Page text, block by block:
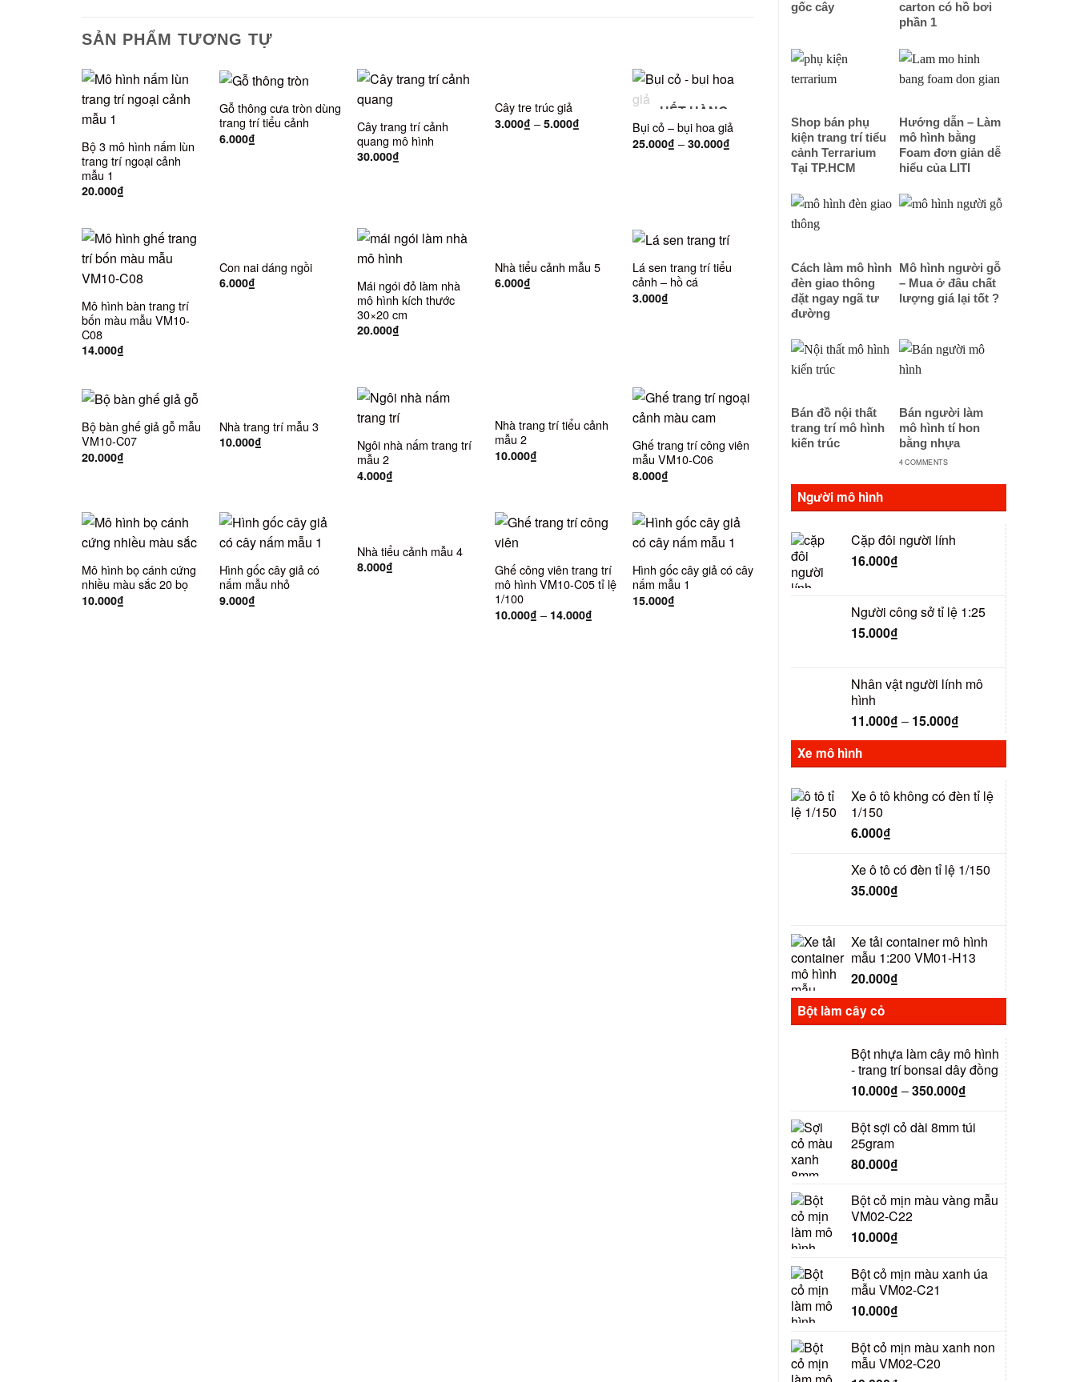
SẢN PHẨM TƯƠNG TỰ
Bộ 3 mô hình nấm lùn
trang trí ngoại cảnh
mẫu 1
20.000₫
Gỗ thông cưa tròn dùng
trang trí tiểu cảnh
6.000₫
Cây trang trí cảnh
quang mô hình
30.000₫
Cây tre trúc giả
3.000₫ – 5.000₫
HẾT HÀNG
Bụi cỏ – bụi hoa giả
25.000₫ – 30.000₫
Mô hình bàn trang trí
bốn màu mẫu VM10-
C08
14.000₫
Con nai dáng ngồi
6.000₫
Mái ngói đỏ làm nhà
mô hình kích thước
30×20 cm
20.000₫
Nhà tiểu cảnh mẫu 5
6.000₫
Lá sen trang trí tiểu
cảnh – hồ cá
3.000₫
Bộ bàn ghế giả gỗ mẫu
VM10-C07
20.000₫
Nhà trang trí mẫu 3
10.000₫
Ngôi nhà nấm trang trí
mẫu 2
4.000₫
Nhà trang trí tiểu cảnh
mẫu 2
10.000₫
Ghế trang trí công viên
mẫu VM10-C06
8.000₫
Mô hình bọ cánh cứng
nhiều màu sắc 20 bọ
10.000₫
Hình gốc cây giả có
nấm mẫu nhỏ
9.000₫
Nhà tiểu cảnh mẫu 4
8.000₫
Ghế công viên trang trí
mô hình VM10-C05 tỉ lệ
1/100
10.000₫ – 14.000₫
Hình gốc cây giả có cây
nấm mẫu 1
15.000₫
gốc cây
carton có hồ bơi
phần 1
Shop bán phụ
kiện trang trí tiểu
cảnh Terrarium
Tại TP.HCM
Hướng dẫn – Làm
mô hình bằng
Foam đơn giản dễ
hiểu của LITI
Cách làm mô hình
đèn giao thông
đặt ngay ngã tư
đường
Mô hình người gỗ
– Mua ở đâu chất
lượng giá lại tốt ?
Bán đồ nội thất
trang trí mô hình
kiến trúc
Bán người làm
mô hình tí hon
bằng nhựa
4 COMMENTS
Người mô hình
Cặp đôi người lính
16.000₫
Người công sở tỉ lệ 1:25
15.000₫
Nhân vật người lính mô
hình
11.000₫ – 15.000₫
Xe mô hình
Xe ô tô không có đèn tỉ lệ
1/150
6.000₫
Xe ô tô có đèn tỉ lệ 1/150
35.000₫
Xe tải container mô hình
mẫu 1:200 VM01-H13
20.000₫
Bột làm cây cỏ
Bột nhựa làm cây mô hình
- trang trí bonsai dây đồng
10.000₫ –350.000₫
Bột sợi cỏ dài 8mm túi
25gram
80.000₫
Bột cỏ mịn màu vàng mẫu
VM02-C22
10.000₫
Bột cỏ mịn màu xanh úa
mẫu VM02-C21
10.000₫
Bột cỏ mịn màu xanh non
mẫu VM02-C20